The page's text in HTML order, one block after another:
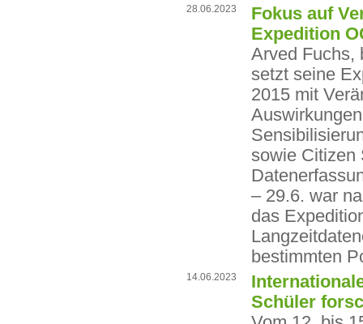
28.06.2023
Fokus auf
Expedition
Arved Fuchs,
setzt seine
2015 mit
sowie Citizen
– 29.6. war
das
bestimmten
14.06.2023
Schüler